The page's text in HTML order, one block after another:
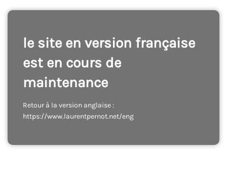
le site en version française
est en cours de
maintenance
Retour à la version anglaise :
https://www.laurentpernot.net/eng